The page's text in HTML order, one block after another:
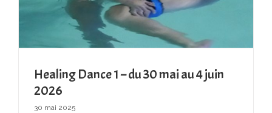
Healing Dance 1 – du 30 mai au 4 juin
2026
30 mai 2025